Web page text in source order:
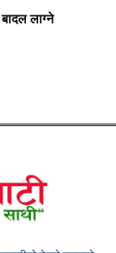
लाग्ने